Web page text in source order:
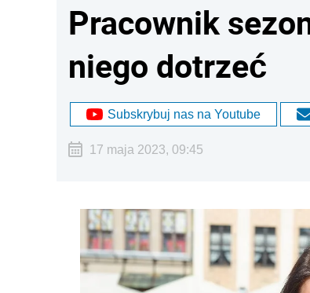
Pracownik
niego dotrzeć
Subskrybuj nas na Youtube
17 maja 2023, 09:45